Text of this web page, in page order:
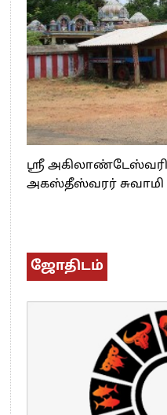
ஸ்ரீ
அகஸ்தீஸ்வரர் சுவாமி
ஜோதிடம்